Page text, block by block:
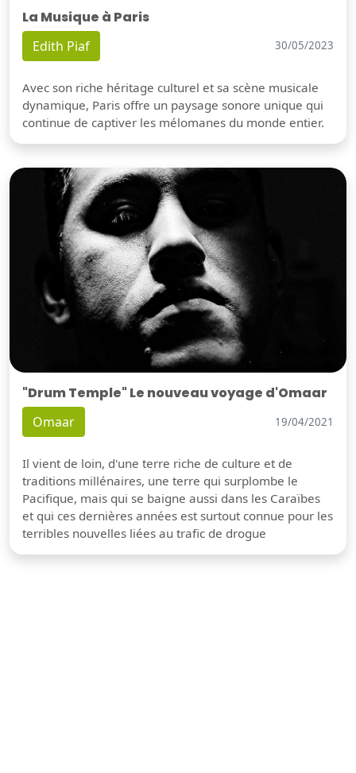
La Musique à Paris
Edith Piaf 30/05/2023
Avec son riche héritage culturel et sa scène musicale
dynamique, Paris offre un paysage sonore unique qui
continue de captiver les mélomanes du monde entier.
"Drum Temple" Le nouveau voyage d'Omaar
Omaar 19/04/2021
Il vient de loin, d'une terre riche de culture et de
traditions millénaires, une terre qui surplombe le
Pacifique, mais qui se baigne aussi dans les Caraïbes
et qui ces dernières années est surtout connue pour les
terribles nouvelles liées au trafic de drogue